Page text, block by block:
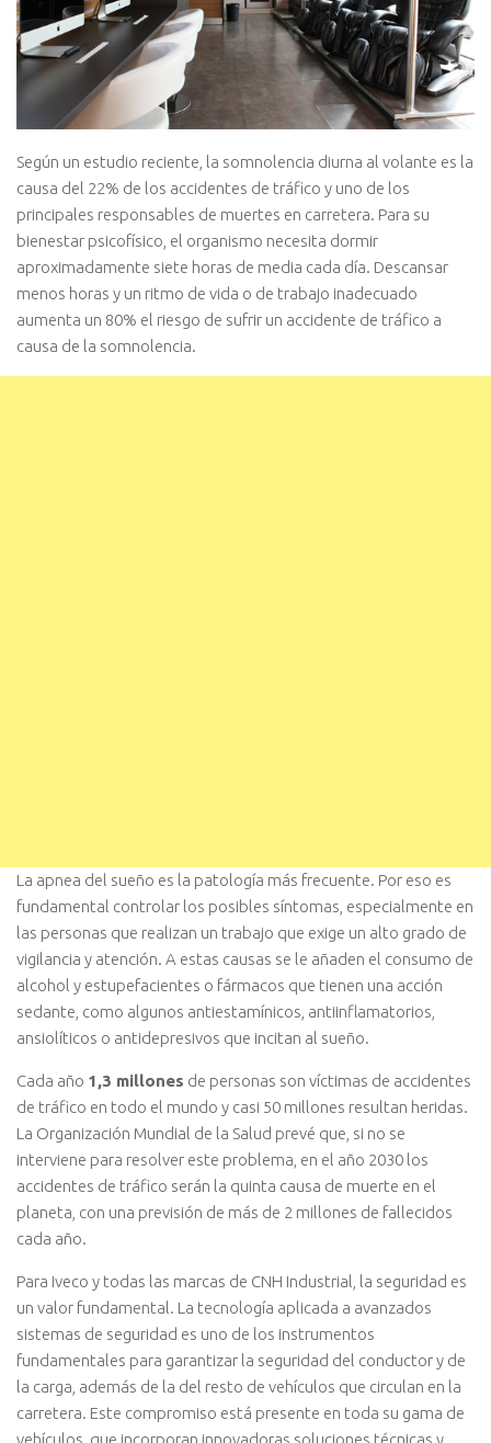
Según un estudio reciente, la somnolencia diurna al volante es la
causa del 22% de los accidentes de tráfico y uno de los
principales responsables de muertes en carretera. Para su
bienestar psicofísico, el organismo necesita dormir
aproximadamente siete horas de media cada día. Descansar
menos horas y un ritmo de vida o de trabajo inadecuado
aumenta un 80% el riesgo de sufrir un accidente de tráfico a
causa de la somnolencia.
La apnea del sueño es la patología más frecuente. Por eso es
fundamental controlar los posibles síntomas, especialmente en
las personas que realizan un trabajo que exige un alto grado de
vigilancia y atención. A estas causas se le añaden el consumo de
alcohol y estupefacientes o fármacos que tienen una acción
sedante, como algunos antiestamínicos, antiinflamatorios,
ansiolíticos o antidepresivos que incitan al sueño.
Cada año 1,3 millones de personas son víctimas de accidentes
de tráfico en todo el mundo y casi 50 millones resultan heridas.
La Organización Mundial de la Salud prevé que, si no se
interviene para resolver este problema, en el año 2030 los
accidentes de tráfico serán la quinta causa de muerte en el
planeta, con una previsión de más de 2 millones de fallecidos
cada año.
Para Iveco y todas las marcas de CNH Industrial, la seguridad es
un valor fundamental. La tecnología aplicada a avanzados
sistemas de seguridad es uno de los instrumentos
fundamentales para garantizar la seguridad del conductor y de
la carga, además de la del resto de vehículos que circulan en la
carretera. Este compromiso está presente en toda su gama de
vehículos, que incorporan innovadoras soluciones técnicas y